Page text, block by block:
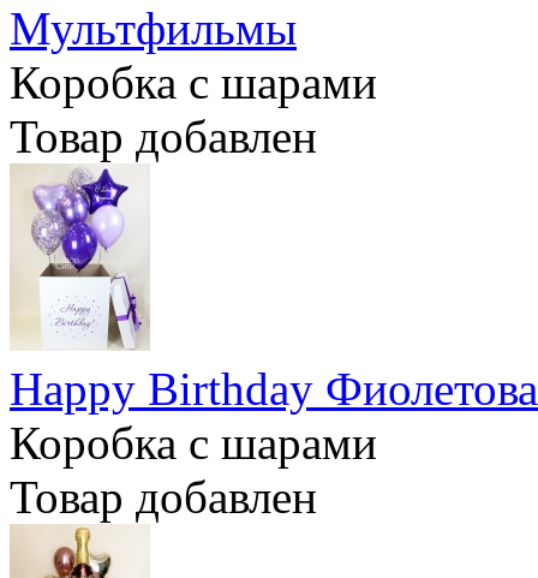
Мультфильмы
Коробка с шарами
Товар добавлен
Happy Birthday
Коробка с шарами
Товар добавлен